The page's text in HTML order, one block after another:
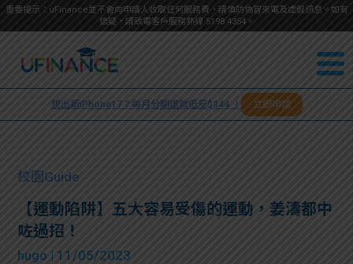
重要提示：uFinance並不會向申請人收取任何服務費，請慎防偽冒來電及虛假訊息。如有
懷疑，請致電客戶服務熱線 5198 4354。
我們
服務
們
＋
想出新iPhone17？每月分期還款低至$344 ！ 立即申請
校園Guide
【運動陷阱】五大容易受傷的運動，姜濤都中
咗過招！
hugo | 11/05/2023